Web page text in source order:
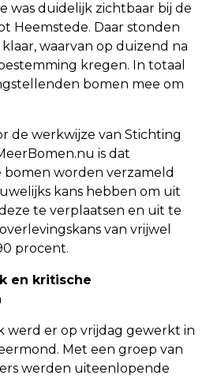
was duidelijk zichtbaar bij de
Heemstede. Daar stonden
waarvan op duizend na
kregen. In totaal
bomen mee om
de werkwijze van Stichting
is dat
worden verzameld
kans hebben om uit
te verplaatsen en uit te
van vrijwel
procent.
en kritische
werd er op vrijdag gewerkt in
Met een groep van
werden uiteenlopende